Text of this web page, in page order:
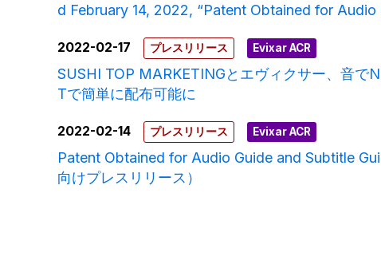
d February 14, 2022, “Patent Obtained for Audio
2022-02-17 プレスリリース Evixar ACR
SUSHI TOP MARKETINGとエヴィクサー、音で
Tで簡単に配布可能に
2022-02-14 プレスリリース Evixar ACR
Patent Obtained for Audio Guide and Subtitle
向けプレスリリース）